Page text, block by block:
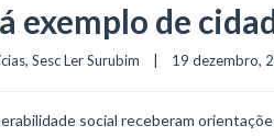
exemplo de
, Sesc Ler Surubim
|    19 dezembro,
social receberam